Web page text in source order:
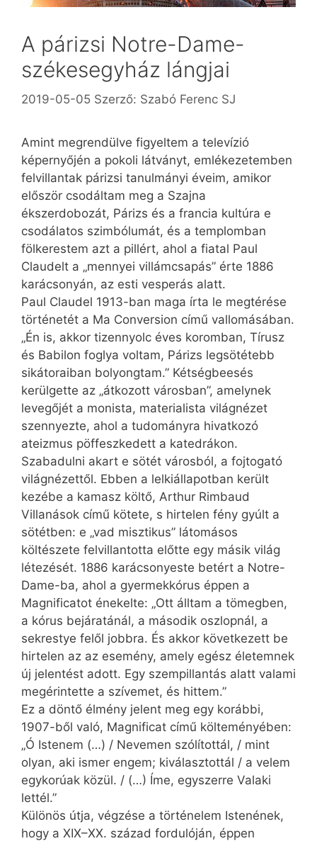
A párizsi Notre-Dame-
székesegyház lángjai
2019-05-05 Szerző: Szabó Ferenc SJ
Amint megrendülve figyeltem a televízió
képernyőjén a pokoli látványt, emlékezetemben
felvillantak párizsi tanulmányi éveim, amikor
először csodáltam meg a Szajna
ékszerdobozát, Párizs és a francia kultúra e
csodálatos szimbólumát, és a templomban
fölkerestem azt a pillért, ahol a fiatal Paul
Claudelt a „mennyei villámcsapás” érte 1886
karácsonyán, az esti vesperás alatt.
Paul Claudel 1913-ban maga írta le megtérése
történetét a Ma Conversion című vallomásában.
„Én is, akkor tizennyolc éves koromban, Tírusz
és Babilon foglya voltam, Párizs legsötétebb
sikátoraiban bolyongtam.” Kétségbeesés
kerülgette az „átkozott városban”, amelynek
levegőjét a monista, materialista világnézet
szennyezte, ahol a tudományra hivatkozó
ateizmus pöffeszkedett a katedrákon.
Szabadulni akart e sötét városból, a fojtogató
világnézettől. Ebben a lelkiállapotban került
kezébe a kamasz költő, Arthur Rimbaud
Villanások című kötete, s hirtelen fény gyúlt a
sötétben: e „vad misztikus” látomásos
költészete felvillantotta előtte egy másik világ
létezését. 1886 karácsonyeste betért a Notre-
Dame-ba, ahol a gyermekkórus éppen a
Magnificatot énekelte: „Ott álltam a tömegben,
a kórus bejáratánál, a második oszlopnál, a
sekrestye felől jobbra. És akkor következett be
hirtelen az az esemény, amely egész életemnek
új jelentést adott. Egy szempillantás alatt valami
megérintette a szívemet, és hittem.”
Ez a döntő élmény jelent meg egy korábbi,
1907-ből való, Magnificat című költeményében:
„Ó Istenem (…) / Nevemen szólítottál, / mint
olyan, aki ismer engem; kiválasztottál / a velem
egykorúak közül. / (…) Íme, egyszerre Valaki
lettél.”
Különös útja, végzése a történelem Istenének,
hogy a XIX–XX. század fordulóján, éppen